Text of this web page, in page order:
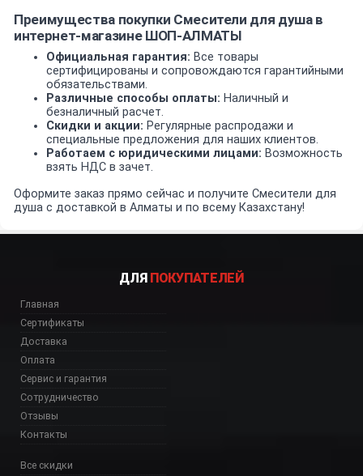
Преимущества покупки Смесители для душа в
интернет-магазине ШОП-АЛМАТЫ
Официальная гарантия: Все товары
сертифицированы и сопровождаются гарантийными
обязательствами.
Различные способы оплаты: Наличный и
безналичный расчет.
Скидки и акции: Регулярные распродажи и
специальные предложения для наших клиентов.
Работаем с юридическими лицами: Возможность
взять НДС в зачет.
Оформите заказ прямо сейчас и получите Смесители для
душа с доставкой в Алматы и по всему Казахстану!
ДЛЯ ПОКУПАТЕЛЕЙ
Главная
Сертификаты
Доставка
Оплата
Сервис и гарантия
Сотрудничество
Отзывы
Контакты
Все скидки